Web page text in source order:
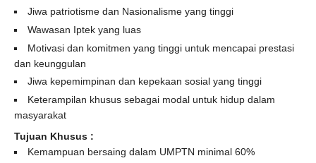
Jiwa patriotisme dan Nasionalisme yang tinggi
Wawasan Iptek yang luas
Motivasi dan komitmen yang tinggi untuk mencapai prestasi
dan keunggulan
Jiwa kepemimpinan dan kepekaan sosial yang tinggi
Keterampilan khusus sebagai modal untuk hidup dalam
masyarakat
Tujuan Khusus :
Kemampuan bersaing dalam UMPTN minimal 60%